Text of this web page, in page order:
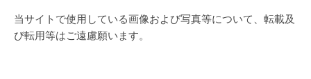
当サイトで使用している画像および写真等について、転載及
び転用等はご遠慮願います。